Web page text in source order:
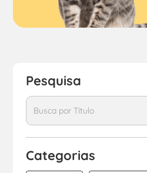
Pesquisa
Categorias